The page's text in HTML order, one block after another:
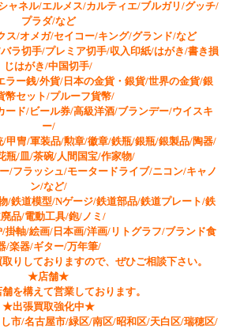
ャネル/エルメス/カルティエ/ブルガリ/グッチ/
プラダ/など
ス/オメガ/セイコー/キング/グランド/など
ラ切手/プレミア切手/収入印紙/はがき/書き損
じはがき/中国切手/
ラー銭/外貨/日本の金貨・銀貨/世界の金貨/銀
幣セット/プルーフ貨幣/
ード/ビール券/高級洋酒/ブランデー/ウイスキ
ー/
甲冑/軍装品/勲章/徽章/鉄瓶/銀瓶/銀製品/陶器/
瓶/皿/茶碗/人間国宝/作家物/
/フラッシュ/モータードライブ/ニコン/キャノ
ン/など/
/鉄道模型/Nゲージ/鉄道部品/鉄道プレート/鉄
品/電動工具/鉋/ノミ/
掛軸/絵画/日本画/洋画/リトグラフ/ブランド食
/楽器/ギター/万年筆/
りしておりますので、ぜひご相談下さい。
★店舗★
を構えて営業しております。
★出張買取強化中★
市/名古屋市/緑区/南区/昭和区/天白区/瑞穂区/